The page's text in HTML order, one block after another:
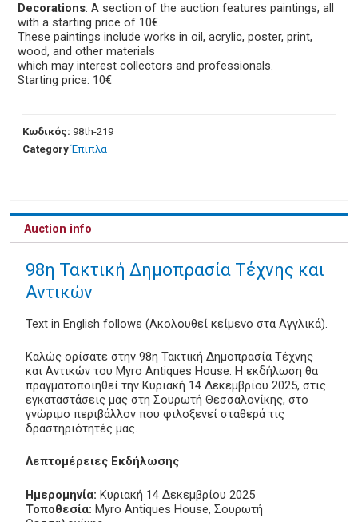
Decorations: A section of the auction features paintings, all
with a starting price of 10€.
These paintings include works in oil, acrylic, poster, print,
wood, and other materials
which may interest collectors and professionals.
Starting price: 10€
Κωδικός: 98th-219
Category Έπιπλα
Auction info
98η Τακτική Δημοπρασία Τέχνης και
Αντικών
Text in English follows (Ακολουθεί κείμενο στα Αγγλικά).
Καλώς ορίσατε στην 98η Τακτική Δημοπρασία Τέχνης
και Αντικών του Myro Antiques House. Η εκδήλωση θα
πραγματοποιηθεί την Κυριακή 14 Δεκεμβρίου 2025, στις
εγκαταστάσεις μας στη Σουρωτή Θεσσαλονίκης, στο
γνώριμο περιβάλλον που φιλοξενεί σταθερά τις
δραστηριότητές μας.
Λεπτομέρειες Εκδήλωσης
Ημερομηνία: Κυριακή 14 Δεκεμβρίου 2025
Τοποθεσία: Myro Antiques House, Σουρωτή